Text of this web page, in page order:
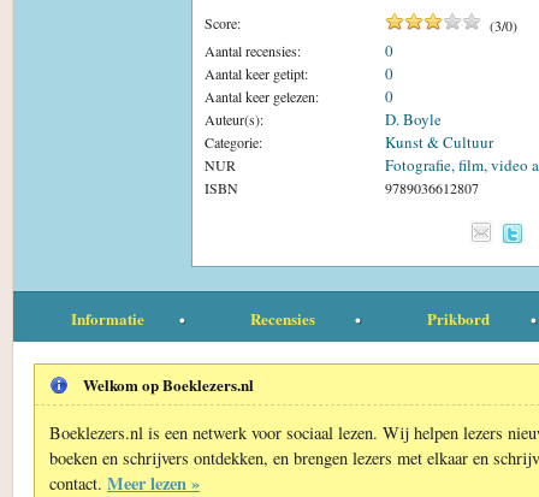
Score: (3/0)
Aantal recensies:
0
Aantal keer getipt: 0
Aantal keer gelezen: 0
Auteur(s): D. Boyle
Categorie: Kunst & Cultuur
NUR Fotografie, film, video
ISBN 9789036612807
Informatie Recensies Prikbord
Welkom op Boeklezers.nl
Boeklezers.nl is een netwerk voor sociaal lezen. Wij helpen lezers
boeken en schrijvers ontdekken, en brengen lezers met elkaar en
contact. Meer lezen »